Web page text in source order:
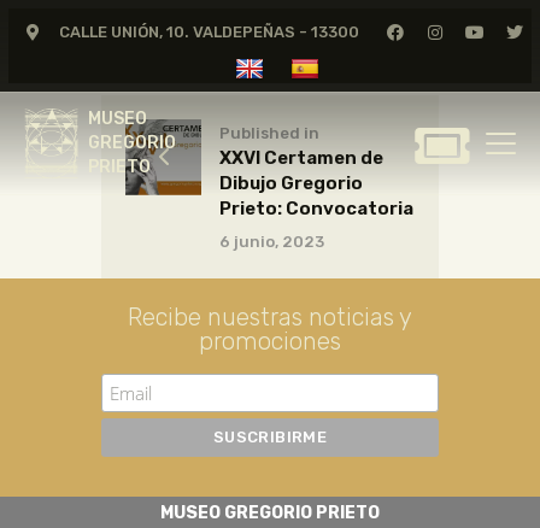
CALLE UNIÓN, 10. VALDEPEÑAS - 13300
MUSEO
GREGORIO
PRIETO
MUSEO
GREGORIO
GREGORIO PRIETO
ARCHIVO
CERTAMEN DE DIBUJO
FUNDACIÓN
TIENDA
NOTICIAS
Published in
XXVI Certamen de
Dibujo Gregorio
Prieto: Convocatoria
6 junio, 2023
Recibe nuestras noticias y
promociones
MUSEO GREGORIO PRIETO